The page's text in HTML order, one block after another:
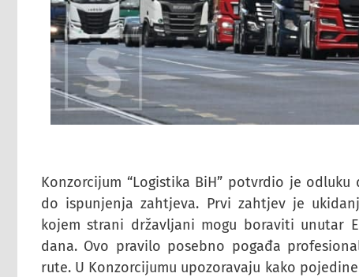
Konzorcijum “Logistika BiH” potvrdio je
do ispunjenja zahtjeva. Prvi zahtjev je
kojem strani državljani mogu boraviti unutar
dana. Ovo pravilo posebno pogađa
rute. U Konzorcijumu upozoravaju kako